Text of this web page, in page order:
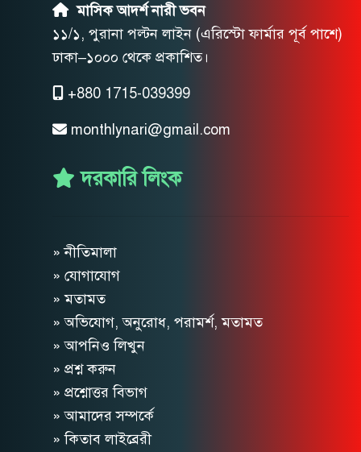
মাসিক আদর্শ নারী ভবন
১১/১, পুরানা পল্টন লাইন (এরিস্টো ফার্মার পূর্ব পাশে)
ঢাকা–১০০০ থেকে প্রকাশিত।
+880 1715-039399
monthlynari@gmail.com
দরকারি লিংক
» নীতিমালা
» যোগাযোগ
» মতামত
» অভিযোগ, অনুরোধ, পরামর্শ, মতামত
» আপনিও লিখুন
» প্রশ্ন করুন
» প্রশ্নোত্তর বিভাগ
» আমাদের সম্পর্কে
» কিতাব লাইব্রেরী